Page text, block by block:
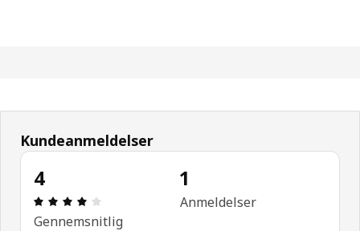
Kundeanmeldelser
4
Anmeldelse: 4 Ud af 5 Stjerner. Anmeldelser i alt:
Gennemsnitlig
1
Anmeldelser